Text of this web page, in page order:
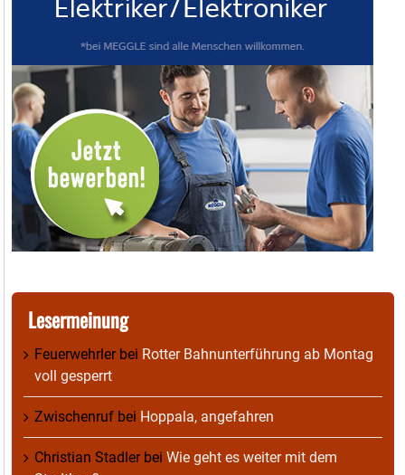
Lesermeinung
Feuerwehrlerbei Rotter Bahnunterführung ab Montag
voll gesperrt
Zwischenruf bei Hoppala, angefahren
Christian Stadlerbei Wie geht es weiter mit dem